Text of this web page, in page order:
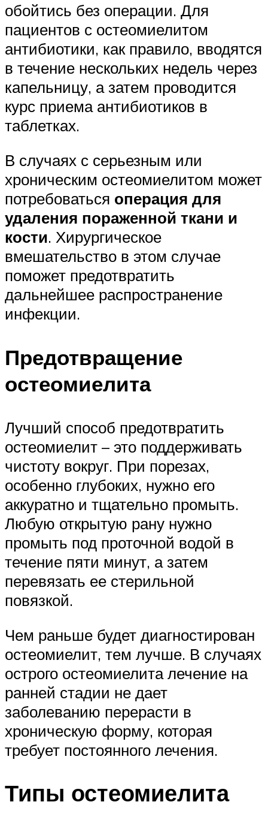
обойтись без операции. Для
пациентов с остеомиелитом
антибиотики, как правило, вводятся
в течение нескольких недель через
капельницу, а затем проводится
курс приема антибиотиков в
таблетках.
В случаях с серьезным или
хроническим остеомиелитом может
потребоваться операция для
удаления пораженной ткани и
кости. Хирургическое
вмешательство в этом случае
поможет предотвратить
дальнейшее распространение
инфекции.
Предотвращение
остеомиелита
Лучший способ предотвратить
остеомиелит – это поддерживать
чистоту вокруг. При порезах,
особенно глубоких, нужно его
аккуратно и тщательно промыть.
Любую открытую рану нужно
промыть под проточной водой в
течение пяти минут, а затем
перевязать ее стерильной
повязкой.
Чем раньше будет диагностирован
остеомиелит, тем лучше. В случаях
острого остеомиелита лечение на
ранней стадии не дает
заболеванию перерасти в
хроническую форму, которая
требует постоянного лечения.
Типы остеомиелита